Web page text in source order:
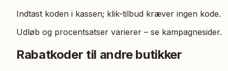
Indtast koden i kassen; klik-tilbud kræver ingen kode.
Udløb og procentsatser varierer – se kampagnesider.
Rabatkoder til andre butikker